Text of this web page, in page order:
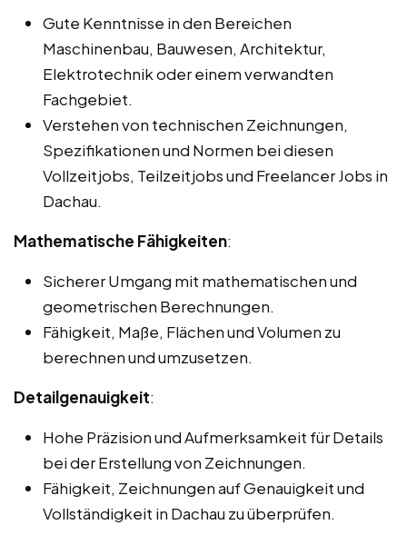
Gute Kenntnisse in den Bereichen
Maschinenbau, Bauwesen, Architektur,
Elektrotechnik oder einem verwandten
Fachgebiet.
Verstehen von technischen Zeichnungen,
Spezifikationen und Normen bei diesen
Vollzeitjobs, Teilzeitjobs und Freelancer Jobs in
Dachau.
Mathematische Fähigkeiten:
Sicherer Umgang mit mathematischen und
geometrischen Berechnungen.
Fähigkeit, Maße, Flächen und Volumen zu
berechnen und umzusetzen.
Detailgenauigkeit:
Hohe Präzision und Aufmerksamkeit für Details
bei der Erstellung von Zeichnungen.
Fähigkeit, Zeichnungen auf Genauigkeit und
Vollständigkeit in Dachau zu überprüfen.